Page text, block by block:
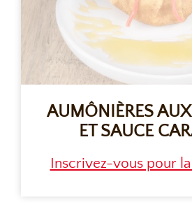
AUMÔNIÈRES
ET SAUCE
Inscrivez-vous pour